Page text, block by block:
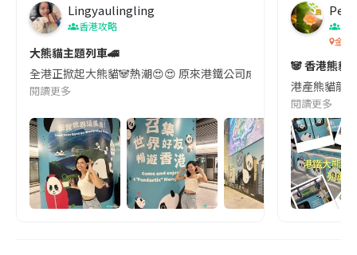
Lingyaulingling
香港攻略
大熊貓主題列車🚄
全港正掀起大熊貓🐼熱潮😍😍 原來港鐵公司成為了文化體育及旅
閱讀更多
金鐘
🐼 香港熊貓
港產熊貓龍
閱讀更多